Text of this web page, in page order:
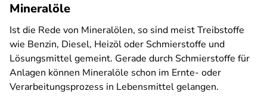
Mineralöle
Ist die Rede von Mineralölen, so sind meist Treibstoffe
wie Benzin, Diesel, Heizöl oder Schmierstoffe und
Lösungsmittel gemeint. Gerade durch Schmierstoffe für
Anlagen können Mineralöle schon im Ernte- oder
Verarbeitungsprozess in Lebensmittel gelangen.